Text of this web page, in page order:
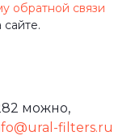
обратной связи
сайте.
можно,
filters.ru